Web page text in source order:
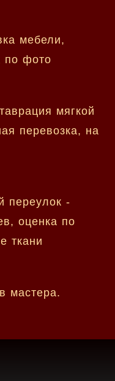
мебели,
по фото
мягкой
перевозка, на
переулок -
оценка по
ткани
мастера.